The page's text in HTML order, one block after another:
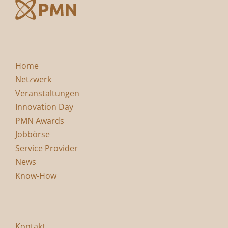
Home
Netzwerk
Veranstaltungen
Innovation Day
PMN Awards
Jobbörse
Service Provider
News
Know-How